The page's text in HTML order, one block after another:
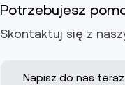
Potrzebujesz
Skontaktuj się z
Napisz do nas teraz